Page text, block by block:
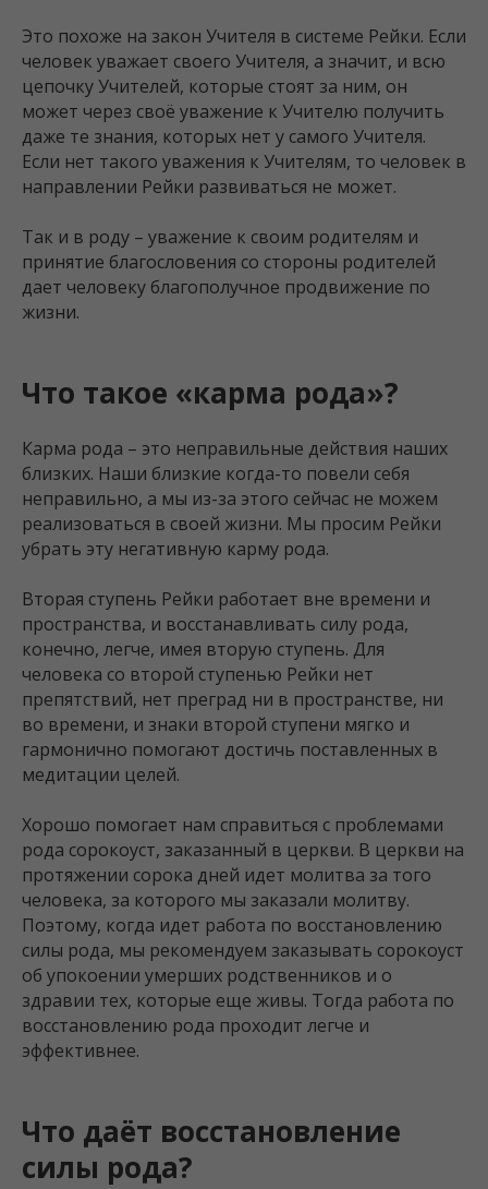
Это похоже на закон Учителя в системе Рейки. Если
человек уважает своего Учителя, а значит, и всю
цепочку Учителей, которые стоят за ним, он
может через своё уважение к Учителю получить
даже те знания, которых нет у самого Учителя.
Если нет такого уважения к Учителям, то человек в
направлении Рейки развиваться не может.
Так и в роду – уважение к своим родителям и
принятие благословения со стороны родителей
дает человеку благополучное продвижение по
жизни.
Что такое «карма рода»?
Карма рода – это неправильные действия наших
близких. Наши близкие когда-то повели себя
неправильно, а мы из-за этого сейчас не можем
реализоваться в своей жизни. Мы просим Рейки
убрать эту негативную карму рода.
Вторая ступень Рейки работает вне времени и
пространства, и восстанавливать силу рода,
конечно, легче, имея вторую ступень. Для
человека со второй ступенью Рейки нет
препятствий, нет преград ни в пространстве, ни
во времени, и знаки второй ступени мягко и
гармонично помогают достичь поставленных в
медитации целей.
Хорошо помогает нам справиться с проблемами
рода сорокоуст, заказанный в церкви. В церкви на
протяжении сорока дней идет молитва за того
человека, за которого мы заказали молитву.
Поэтому, когда идет работа по восстановлению
силы рода, мы рекомендуем заказывать сорокоуст
об упокоении умерших родственников и о
здравии тех, которые еще живы. Тогда работа по
восстановлению рода проходит легче и
эффективнее.
Что даёт восстановление
силы рода?